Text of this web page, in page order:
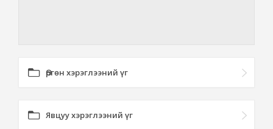
Өргөн хэрэглээний үг
Явцуу хэрэглээний үг